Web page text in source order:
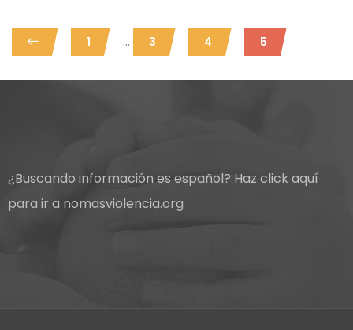
1 ... 3 4 5
¿Buscando información es español? Haz click aquí
para ir a nomasviolencia.org